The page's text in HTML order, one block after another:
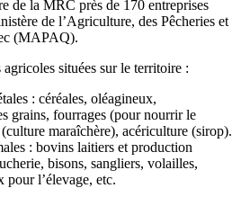
de la MRC près de 170 entreprises
de l’Agriculture, des Pêcheries et
(MAPAQ).
situées sur le territoire :
: céréales, oléagineux,
grains, fourrages (pour nourrir le
maraîchère), acériculture (sirop).
: bovins laitiers et production
bisons, sangliers, volailles,
pour l’élevage, etc.